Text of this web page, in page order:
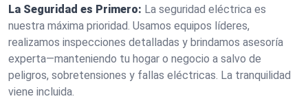
La Seguridad es Primero: La seguridad eléctrica es
nuestra máxima prioridad. Usamos equipos líderes,
realizamos inspecciones detalladas y brindamos asesoría
experta—manteniendo tu hogar o negocio a salvo de
peligros, sobretensiones y fallas eléctricas. La tranquilidad
viene incluida.